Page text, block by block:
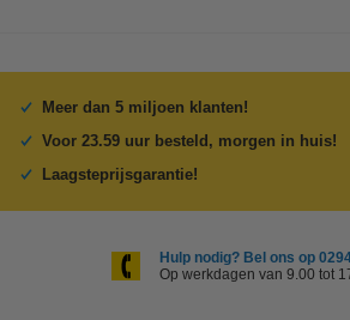
Meer dan 5 miljoen klanten!
Voor 23.59 uur besteld, morgen in huis!
Laagsteprijsgarantie!
Hulp nodig? Bel ons op
Op werkdagen van 9.00 tot